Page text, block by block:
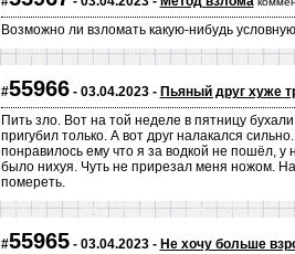
Возможно ли взломать какую-нибудь
#55966- 03.04.2023 - Пьяный друг хуже
Пить зло. Вот на той неделе в пятницу
пригубил только. А вот друг налакался
понравилось ему что я за водкой не пошёл, у
было нихуя. Чуть не прирезал меня ножом.
помереть.
#55965- 03.04.2023 - Не хочу больше